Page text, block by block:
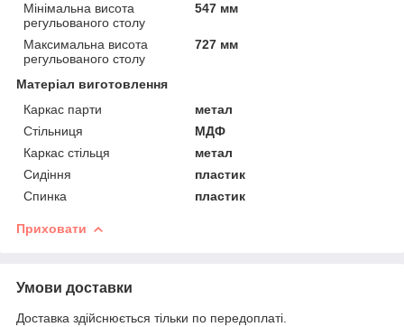
Мінімальна висота
регульованого столу
547 мм
Максимальна висота
регульованого столу
727 мм
Матеріал виготовлення
Каркас парти
метал
Стільниця
МДФ
Каркас стільця
метал
Сидіння
пластик
Спинка
пластик
Приховати
Умови доставки
Доставка здійснюється тільки по передоплаті.